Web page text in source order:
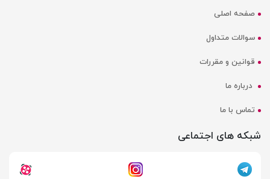
صفحه اصلی
سوالات متداول
قوانین و مقررات
درباره ما
تماس با ما
شبکه های اجتماعی